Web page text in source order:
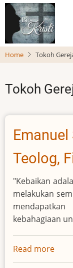
Skip
main
content
Home Tokoh
Tokoh
Emanuel
Teolog,
"Kebaikan
melakukan
kebahagiaan
Read more